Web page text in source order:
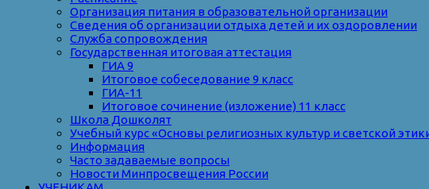
Организация питания в образовательной организации
Сведения об организации отдыха детей и их оздоровлении
Служба сопровождения
Государственная итоговая аттестация
ГИА 9
Итоговое собеседование 9 класс
ГИА-11
Итоговое сочинение (изложение) 11 класс
Школа Дошколят
Учебный курс «Основы религиозных культур и светской
Информация
Часто задаваемые вопросы
Новости Минпросвещения России